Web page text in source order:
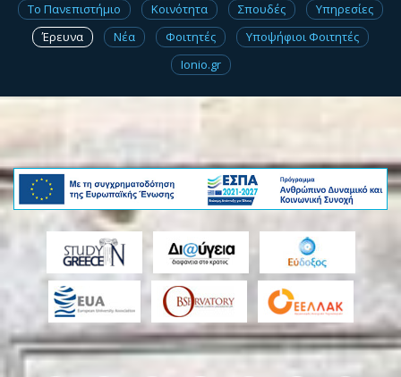
Το Πανεπιστήμιο Κοινότητα Σπουδές
Υπηρεσίες
Έρευνα
Νέα Φοιτητές
Υποψήφιοι Φοιτητές
Ionio.gr